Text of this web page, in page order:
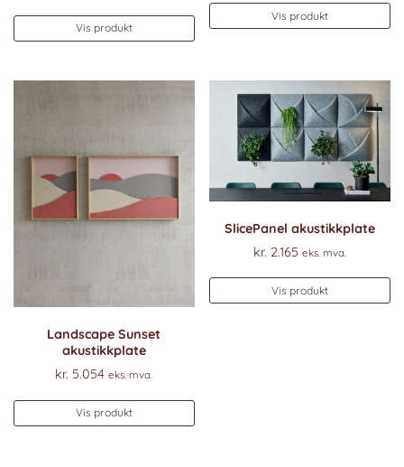
Vis produkt
Vis produkt
Landscape Sunset
akustikkplate
kr. 5.054 eks. mva.
Vis produkt
SlicePanel akustikkplate
kr. 2.165 eks. mva.
Vis produkt